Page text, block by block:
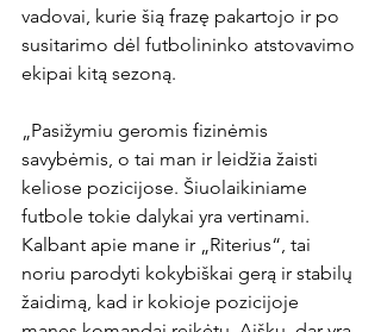
vadovai, kurie šią frazę pakartojo ir po
susitarimo dėl futbolininko atstovavimo
ekipai kitą sezoną.
„Pasižymiu geromis fizinėmis
savybėmis, o tai man ir leidžia žaisti
keliose pozicijose. Šiuolaikiniame
futbole tokie dalykai yra vertinami.
Kalbant apie mane ir „Riterius“, tai
noriu parodyti kokybiškai gerą ir stabilų
žaidimą, kad ir kokioje pozicijoje